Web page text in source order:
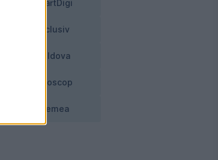
SmartDigi
Exclusiv
Moldova
Horoscop
Vremea